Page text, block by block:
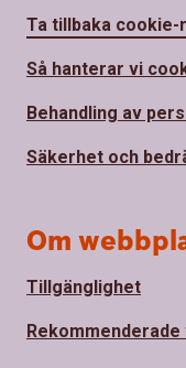
Ta tillbaka cookie-
Så hanterar vi
Behandling av
Säkerhet och
Om
Tillgänglighet